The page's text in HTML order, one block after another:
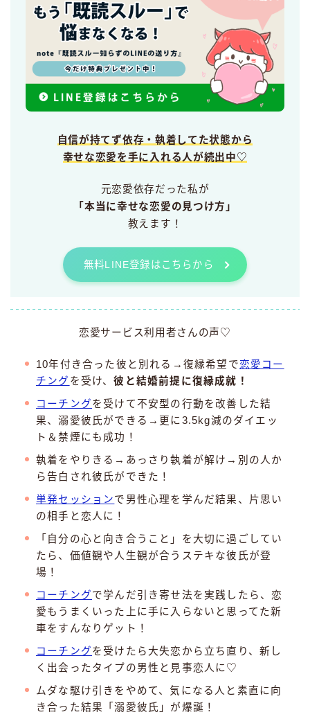
自信が持てず依存・執着してた状態から
幸せな恋愛を手に入れる人が続出中♡
元恋愛依存だった私が
「本当に幸せな恋愛の見つけ方」
教えます！
無料LINE登録はこちらから
恋愛サービス利用者さんの声♡
10年付き合った彼と別れる→復縁希望で恋愛コー
チング を受け、彼と結婚前提に復縁成就！
コーチングを受けて不安型の行動を改善した結
果、溺愛彼氏ができる→更に3.5kg減のダイエッ
ト＆禁煙にも成功！
執着をやりきる→あっさり執着が解け→別の人か
ら告白され彼氏ができた！
単発セッションで男性心理を学んだ結果、片思い
の相手と恋人に！
「自分の心と向き合うこと」を大切に過ごしてい
たら、価値観や人生観が合うステキな彼氏が登
場！
コーチングで学んだ引き寄せ法を実践したら、恋
愛もうまくいった上に手に入らないと思ってた新
車をすんなりゲット！
コーチングを受けたら大失恋から立ち直り、新し
く出会ったタイプの男性と見事恋人に♡
ムダな駆け引きをやめて、気になる人と素直に向
き合った結果「溺愛彼氏」が爆誕！